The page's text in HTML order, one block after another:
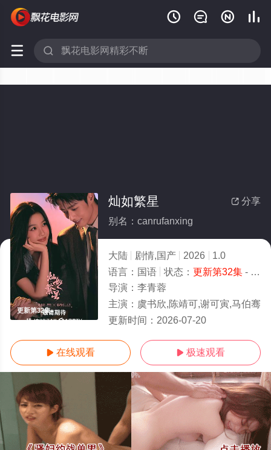
   
 
更新第32集
 分享
灿如繁星
别名：canrufanxing
大陆 剧情,国产 2026
1.0
语言： 国语 状态： 更新第32集- 免费在线观看
导演： 李青蓉
主演： 虞书欣,陈靖可,谢可寅,马伯骞
更新时间： 2026-07-20
 在线观看  极速观看